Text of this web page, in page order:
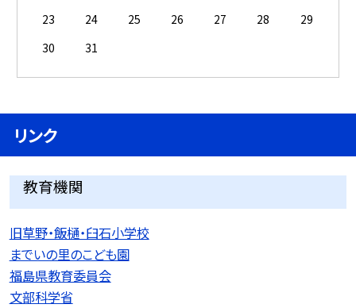
23
24 25 26 27 28
29
30
31
リンク
教育機関
旧草野・飯樋・臼石小学校
までいの里のこども園
福島県教育委員会
文部科学省